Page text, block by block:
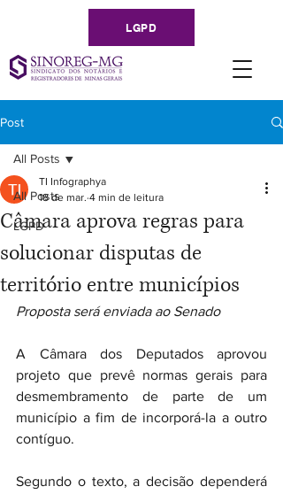
LGPD
Post
All Posts
LGPD
All Posts
Câmara aprova regras para
solucionar disputas de
território entre municípios
TI Infographya
18 de mar. 4 min de leitura
Proposta será enviada ao Senado
A Câmara dos Deputados aprovou
projeto que prevê normas gerais para
desmembramento de parte de um
município a fim de incorporá-la a outro
contíguo.
Segundo o texto, a decisão dependerá